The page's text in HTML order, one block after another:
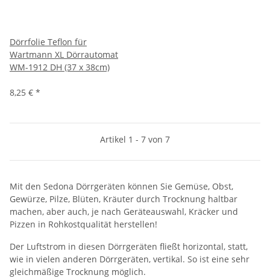
Dörrfolie Teflon für
Wartmann XL Dörrautomat
WM-1912 DH (37 x 38cm)
8,25 € *
Artikel 1 - 7 von 7
Mit den Sedona Dörrgeräten können Sie Gemüse, Obst,
Gewürze, Pilze, Blüten, Kräuter durch Trocknung haltbar
machen, aber auch, je nach Geräteauswahl, Kräcker und
Pizzen in Rohkostqualität herstellen!
Der Luftstrom in diesen Dörrgeräten fließt horizontal, statt,
wie in vielen anderen Dörrgeräten, vertikal. So ist eine sehr
gleichmäßige Trocknung möglich.